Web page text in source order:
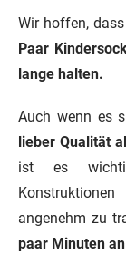
Wir hoffen,
Paar
lange halten.
Auch wenn es
lieber Qualität
ist es
angenehm zu
paar Minuten